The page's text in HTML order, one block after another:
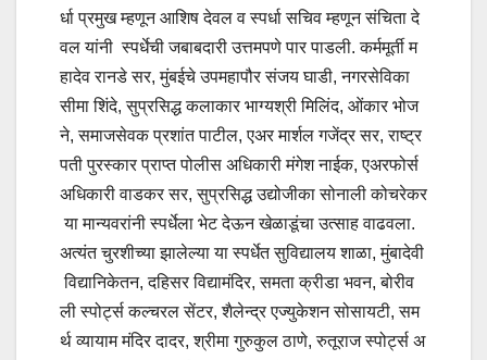
र्धा प्रमुख म्हणून आशिष देवल व स्पर्धा सचिव म्हणून संचिता दे
वल यांनी स्पर्धेची जबाबदारी उत्तमपणे पार पाडली. कर्ममूर्ती म
हादेव रानडे सर, मुंबईचे उपमहापौर संजय घाडी, नगरसेविका
सीमा शिंदे, सुप्रसिद्ध कलाकार भाग्यश्री मिलिंद, ओंकार भोज
ने, समाजसेवक प्रशांत पाटील, एअर मार्शल गजेंद्र सर, राष्ट्र
पती पुरस्कार प्राप्त पोलीस अधिकारी मंगेश नाईक, एअरफोर्स
अधिकारी वाडकर सर, सुप्रसिद्ध उद्योजीका सोनाली कोचरेकर
या मान्यवरांनी स्पर्धेला भेट देऊन खेळाडूंचा उत्साह वाढवला.
अत्यंत चुरशीच्या झालेल्या या स्पर्धेत सुविद्यालय शाळा, मुंबादेवी
विद्यानिकेतन, दहिसर विद्यामंदिर, समता क्रीडा भवन, बोरीव
ली स्पोर्ट्स कल्चरल सेंटर, शैलेन्द्र एज्युकेशन सोसायटी, सम
र्थ व्यायाम मंदिर दादर, श्रीमा गुरुकुल ठाणे, रुतूराज स्पोर्ट्स अ